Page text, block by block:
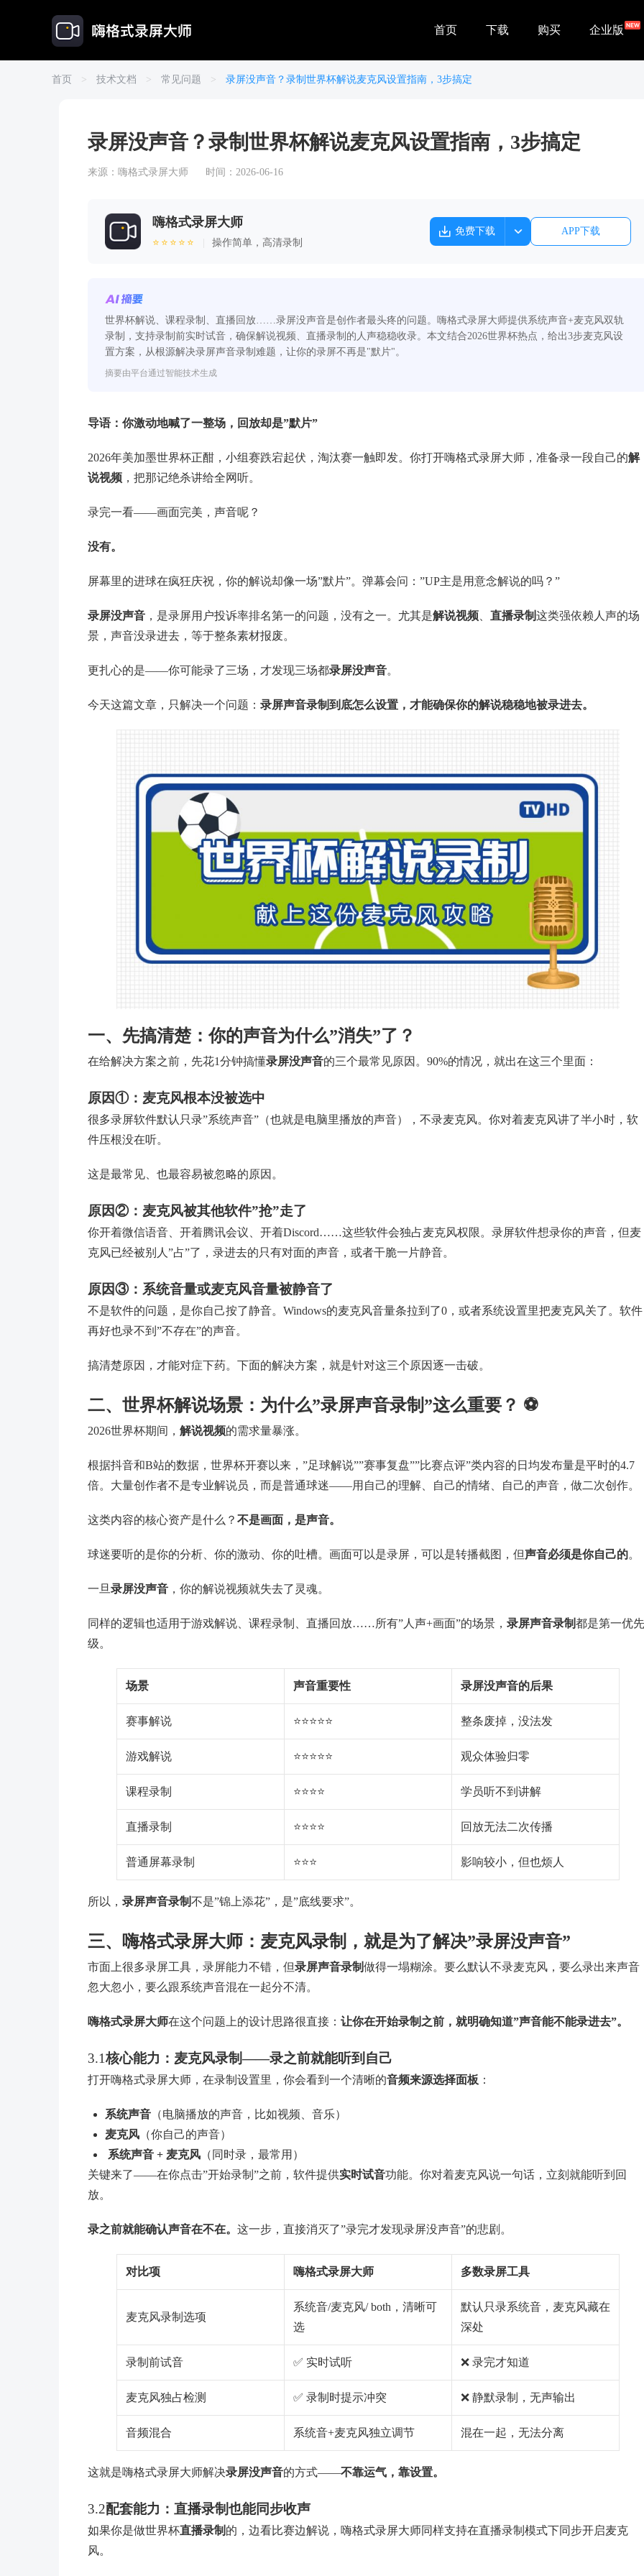
首页 下载 购买 企业版
首页 > 技术文档 > 常见问题 > 录屏没声音？录制世界杯解说麦克风设置指南，3步搞定
录屏没声音？录制世界杯解说麦克风设置指南，3步搞定
来源： 嗨格式录屏大师 时间：2026-06-16
嗨格式录屏大师
⭐⭐⭐⭐⭐ 操作简单，高清录制
免费下载 APP下载
世界杯解说、课程录制、直播回放……录屏没声音是创作者最头疼的问题。嗨格式录屏大师提供系统声音+麦克风双轨
录制，支持录制前实时试音，确保解说视频、直播录制的人声稳稳收录。本文结合2026世界杯热点，给出3步麦克风设
置方案，从根源解决录屏声音录制难题，让你的录屏不再是"默片"。
摘要由平台通过智能技术生成
导语：你激动地喊了一整场，回放却是”默片”
2026年美加墨世界杯正酣，小组赛跌宕起伏，淘汰赛一触即发。你打开嗨格式录屏大师，准备录一段自己的解
说视频 ，把那记绝杀讲给全网听。
录完一看——画面完美，声音呢？
没有。
屏幕里的进球在疯狂庆祝，你的解说却像一场”默片”。弹幕会问：”UP主是用意念解说的吗？”
录屏没声音 ，是录屏用户投诉率排名第一的问题，没有之一。尤其是解说视频 直播录制这类强依赖人声的场
景，声音没录进去，等于整条素材报废。
更扎心的是——你可能录了三场，才发现三场都录屏没声音。
今天这篇文章，只解决一个问题： 录屏声音录制到底怎么设置，才能确保你的解说稳稳地被录进去。
一、先搞清楚：你的声音为什么”消失”了？
在给解决方案之前，先花1分钟搞懂录屏没声音的三个最常见原因。90%的情况，就出在这三个里面：
原因①：麦克风根本没被选中
很多录屏软件默认只录”系统声音”（也就是电脑里播放的声音），不录麦克风。你对着麦克风讲了半小时，软
件压根没在听。
这是最常见、也最容易被忽略的原因。
原因②：麦克风被其他软件”抢”走了
你开着微信语音、开着腾讯会议、开着Discord……这些软件会独占麦克风权限。录屏软件想录你的声音，但麦
克风已经被别人”占”了，录进去的只有对面的声音，或者干脆一片静音。
原因③：系统音量或麦克风音量被静音了
不是软件的问题，是你自己按了静音。Windows的麦克风音量条拉到了0，或者系统设置里把麦克风关了。软件
再好也录不到”不存在”的声音。
搞清楚原因，才能对症下药。下面的解决方案，就是针对这三个原因逐一击破。
二、世界杯解说场景：为什么”录屏声音录制”这么重要？ ⚽
2026世界杯期间， 解说视频的需求量暴涨。
根据抖音和B站的数据，世界杯开赛以来，”足球解说””赛事复盘””比赛点评”类内容的日均发布量是平时的4.7
倍。大量创作者不是专业解说员，而是普通球迷——用自己的理解、自己的情绪、自己的声音，做二次创作。
这类内容的核心资产是什么？ 不是画面，是声音。
球迷要听的是你的分析、你的激动、你的吐槽。画面可以是录屏，可以是转播截图，但声音必须是你自己的。
一旦录屏没声音 ，你的解说视频就失去了灵魂。
同样的逻辑也适用于游戏解说、课程录制、直播回放……所有”人声+画面”的场景， 录屏声音录制都是第一优先
级。
场景 声音重要性 录屏没声音的后果
赛事解说 ⭐⭐⭐⭐⭐ 整条废掉，没法发
游戏解说 ⭐⭐⭐⭐⭐ 观众体验归零
课程录制 ⭐⭐⭐⭐ 学员听不到讲解
直播录制 ⭐⭐⭐⭐ 回放无法二次传播
普通屏幕录制 ⭐⭐⭐ 影响较小，但也烦人
所以， 录屏声音录制不是”锦上添花”，是”底线要求”。
三、嗨格式录屏大师：麦克风录制，就是为了解决”录屏没声音”
市面上很多录屏工具，录屏能力不错，但录屏声音录制做得一塌糊涂。要么默认不录麦克风，要么录出来声音
忽大忽小，要么跟系统声音混在一起分不清。
嗨格式录屏大师在这个问题上的设计思路很直接： 让你在开始录制之前，就明确知道”声音能不能录进去”。
3.1核心能力：麦克风录制——录之前就能听到自己
打开嗨格式录屏大师，在录制设置里，你会看到一个清晰的音频来源选择面板 ：
系统声音 （电脑播放的声音，比如视频、音乐）
麦克风 （你自己的声音）
系统声音 + 麦克风 （同时录，最常用）
关键来了——在你点击”开始录制”之前，软件提供实时试音功能。你对着麦克风说一句话，立刻就能听到回
放。
录之前就能确认声音在不在。 这一步，直接消灭了”录完才发现录屏没声音”的悲剧。
对比项 嗨格式录屏大师 多数录屏工具
麦克风录制选项
系统音/麦克风/ both，清晰可
选
默认只录系统音，麦克风藏在
深处
录制前试音 ✅ 实时试听 ❌ 录完才知道
麦克风独占检测 ✅ 录制时提示冲突 ❌ 静默录制，无声输出
音频混合 系统音+麦克风独立调节 混在一起，无法分离
这就是嗨格式录屏大师解决录屏没声音的方式——不靠运气，靠设置。
3.2配套能力：直播录制也能同步收声
如果你是做世界杯直播录制 的，边看比赛边解说，嗨格式录屏大师同样支持在直播录制模式下同步开启麦克
风。